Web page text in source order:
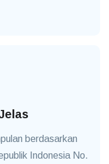
berdasarkan
Indonesia No.